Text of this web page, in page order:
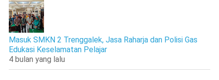
Masuk SMKN 2 Trenggalek, Jasa Raharja dan Polisi Gas
Edukasi Keselamatan Pelajar
4 bulan yang lalu